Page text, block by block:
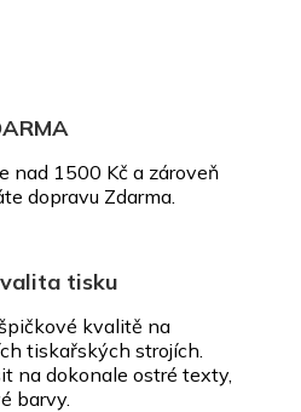
nad 1500 Kč a zároveň
dopravu Zdarma.
tisku
kvalitě na
tiskařských strojích.
na dokonale ostré texty,
barvy.